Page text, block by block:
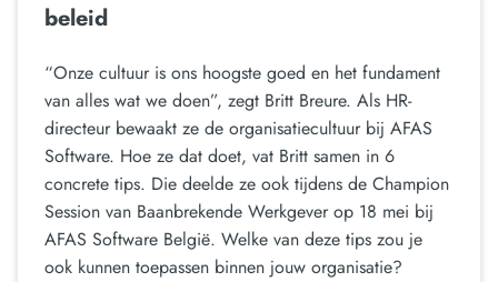
beleid
“Onze cultuur is ons hoogste goed en het fundament
van alles wat we doen”, zegt Britt Breure. Als HR-
directeur bewaakt ze de organisatiecultuur bij AFAS
Software. Hoe ze dat doet, vat Britt samen in 6
concrete tips. Die deelde ze ook tijdens de Champion
Session van Baanbrekende Werkgever op 18 mei bij
AFAS Software België. Welke van deze tips zou je
ook kunnen toepassen binnen jouw organisatie?